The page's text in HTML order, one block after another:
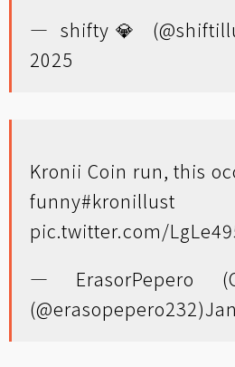
— shifty💎
2025
Kronii Coin run, this
funny#kronillust
pic.twitter.com/
— ErasorPepero
(@erasopepero232)